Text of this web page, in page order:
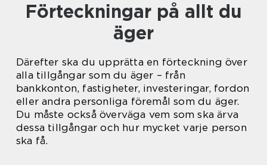
Förteckningar på allt du
äger
Därefter ska du upprätta en förteckning över
alla tillgångar som du äger – från
bankkonton, fastigheter, investeringar, fordon
eller andra personliga föremål som du äger.
Du måste också överväga vem som ska ärva
dessa tillgångar och hur mycket varje person
ska få.